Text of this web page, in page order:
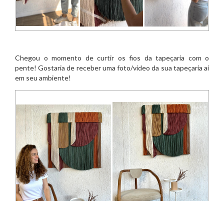
Chegou o momento de curtir os fios da tapeçaria com o
pente! Gostaria de receber uma foto/vídeo da sua tapeçaria aí
em seu ambiente!